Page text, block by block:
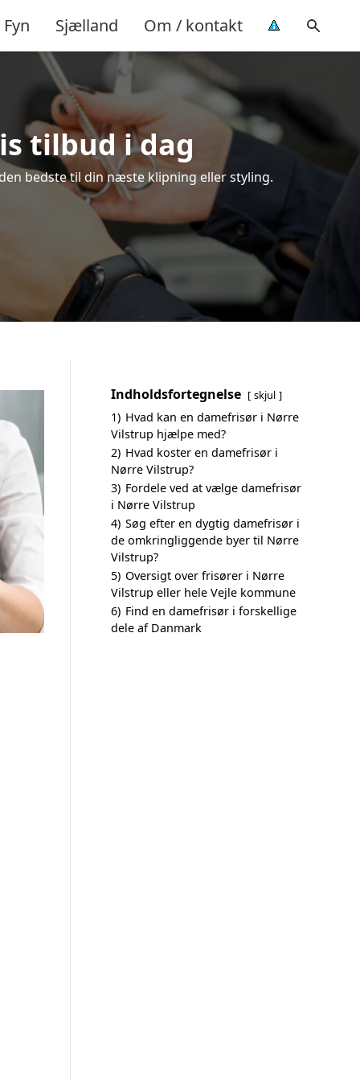
Fyn Sjælland Om / kontakt
tilbud i dag
bedste til din næste klipning eller styling.
Indholdsfortegnelse skjul
1) Hvad kan en damefrisør i Nørre
Vilstrup hjælpe med?
2) Hvad koster en damefrisør i
Nørre Vilstrup?
3) Fordele ved at vælge damefrisør
i Nørre Vilstrup
4) Søg efter en dygtig damefrisør i
de omkringliggende byer til Nørre
Vilstrup?
5) Oversigt over frisører i Nørre
Vilstrup eller hele Vejle kommune
6) Find en damefrisør i forskellige
dele af Danmark